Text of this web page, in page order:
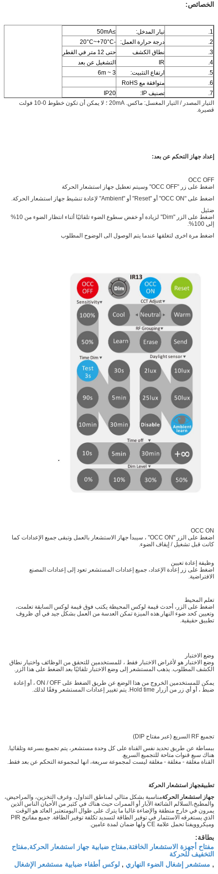
الخصائص:
1. تيار المدخل:
≥50mA
2.
درجة حرارة العمل:
-20°C~+70°C
3.
نطاق الكشف
حتى 12 متر في القطر
4.
IR
التشغيل عن بعد
5.
ارتفاع التثبيت:
3 ~ 6m
6.
متوافقة مع RoHS
7.
تصنيف IP:
IP20
التيار المصدر / التيار المغسل: ماكس. 20mA ؛ لا يمكن أن تكون خطوط 0-10 فولت
قصيرة.
إعداد جهاز التحكم عن بعد:
OCC OFF
اضغط على زر "OCC OFF" وسيتم تعطيل جهاز استشعار الحركة
اضغط على "OCC ON" أو "Reset" أو "Ambient" لإعادة تنشيط جهاز استشعار الحركة.
ضئيل
اضغط على الزر "Dim" لزيادة أو خفض سطوع الضوء تلقائيًا أثناء انتظار الضوء من 10%
إلى 100%.
اضغط مرة اخرى لتغلقها عندما يتم الوصول الى الوضوح المطلوب
OCC ON
اضغط على الزر "OCC ON" ، سيبدأ جهاز الاستشعار بالعمل وتبقى جميع الإعدادات كما
كانت قبل تشغيل / إيقاف الضوء.
وظيفة إعادة تعيين
اضغط على زر إعادة الإعداد، جميع إعدادات المستشعر تعود إلى إعدادات المصنع
الافتراضية.
تعلم المحيط
اضغط على الزر، أحدث قيمة لوكس المحيطة يكتب فوق قيمة لوكس السابقة تعلمت،
وتعيين كحد ضوء النهار.هذه الميزة تمكن العدسة من العمل بشكل جيد في أي ظروف
تطبيق حقيقية.
وضع الاختبار
وضع الاختبار هو لأغراض الاختبار فقط ، للمستخدمين للتحقق من الوظائف واختيار نطاق
الكشف المطلوب. يذهب المستشعر إلى وضع الاختبار تلقائيًا بعد الضغط على هذا الزر.
يمكن للمستخدمين الخروج من هذا الوضع عن طريق الضغط على ON / OFF ، أو إعادة
ضبط ، أو أي زر من أزرار Hold time. يتم تغيير إعدادات المستشعر وفقًا لذلك.
تجميع RF السريع (عبر مفتاح DIP)
ببساطة عن طريق تحديد نفس القناة على كل وحدة مستشعر، يتم تجميع بسرعة وتلقائيا.
هناك سبع قنوات متاحة للتجميع السريع.
القناة مغلقة - مغلقة - مغلقة ليست لمجموعة سريعة، انها لمجموعة التحكم عن بعد فقط.
تطبيقجهاز استشعار الحركة
جهاز استشعار الحركةمناسبة بشكل مثالي لمناطق التداول، وغرف التخزين، والمراحيض،
والمطبخ،السلالم الشائعة الآبار أو الممرات حيث هناك في كثير من الأحيان الناس الذين
يمرون في خارج منطقة والإضاءة غالبا ما يترك على طوال اليومتعتبر العائد هو الوقت
الذي يستغرقه الاستثمار في توفير الطاقة لتسديد تكلفة توفير الطاقة. جميع مفاتيح PIR
وميكروويفنا تحمل علامة CE ولها ضمان لمدة عامين.
بطاقة:
مفتاح أجهزة الاستشعار الخافتة,مفتاح ضبابية جهاز استشعار الحركة,مفتاح
التخفيف للحركة
, مستشعر إشغال الضوء النهاري , لوكس أطفاء ضبابية مستشعر الإشغال